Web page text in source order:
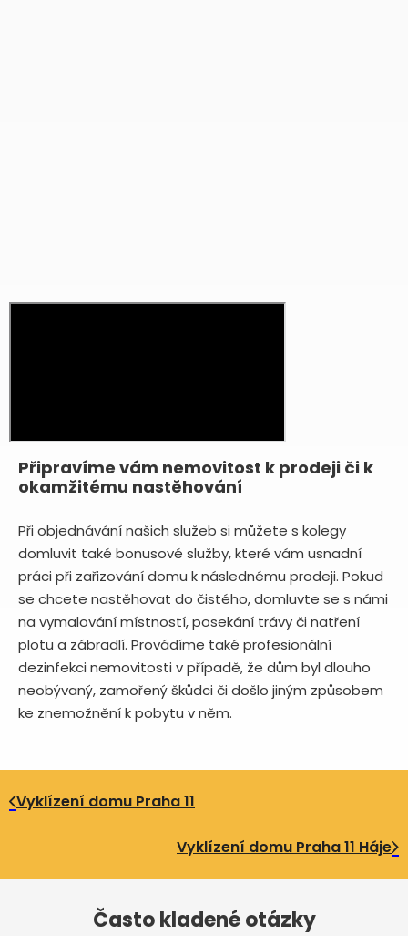
Připravíme vám nemovitost k prodeji či k
okamžitému nastěhování
Při objednávání našich služeb si můžete s kolegy
domluvit také bonusové služby, které vám usnadní
práci při zařizování domu k následnému prodeji. Pokud
se chcete nastěhovat do čistého, domluvte se s námi
na vymalování místností, posekání trávy či natření
plotu a zábradlí. Provádíme také profesionální
dezinfekci nemovitosti v případě, že dům byl dlouho
neobývaný, zamořený škůdci či došlo jiným způsobem
ke znemožnění k pobytu v něm.
Vyklízení domu Praha 11
Vyklízení domu Praha 11 Háje
Často kladené otázky